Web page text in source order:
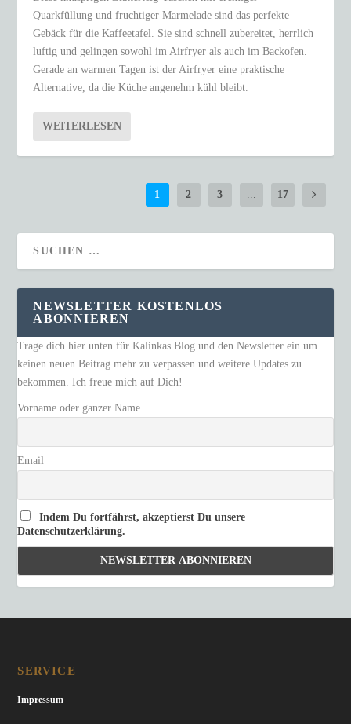
Quarkfüllung und fruchtiger Marmelade sind das perfekte
Gebäck für die Kaffeetafel. Sie sind schnell zubereitet, herrlich
luftig und gelingen sowohl im Airfryer als auch im Backofen.
Gerade an warmen Tagen ist der Airfryer eine praktische
Alternative, da die Küche angenehm kühl bleibt.
WEITERLESEN
1 2 3 17
NEWSLETTER KOSTENLOS
ABONNIEREN
Trage dich hier unten für Kalinkas Blog und den Newsletter ein um
keinen neuen Beitrag mehr zu verpassen und weitere Updates zu
bekommen. Ich freue mich auf Dich!
Vorname oder ganzer Name
Email
Indem Du fortfährst, akzeptierst Du unsere
Datenschutzerklärung.
SERVICE
Impressum